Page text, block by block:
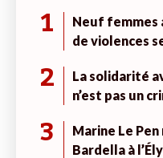
1
Neuf femmes
de violences
2
La solidarité
n’est pas un
3
Marine Le
Bardella à